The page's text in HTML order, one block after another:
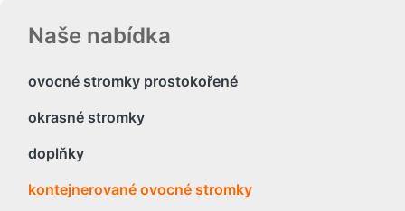
Naše nabídka
ovocné stromky prostokořené
okrasné stromky
doplňky
kontejnerované ovocné stromky